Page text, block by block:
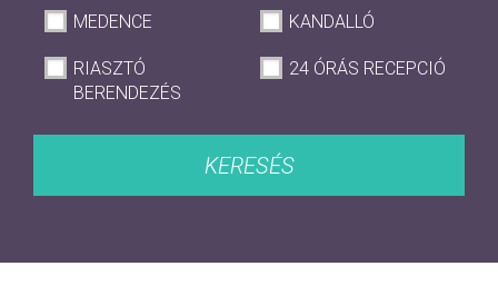
MEDENCE KANDALLÓ
RIASZTÓ
BERENDEZÉS
24 ÓRÁS RECEPCIÓ
KERESÉS